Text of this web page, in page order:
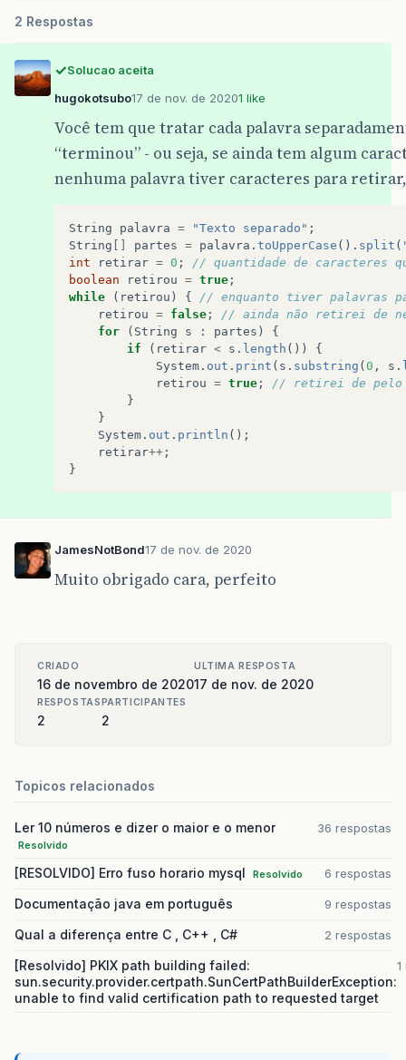
2 Respostas
Solucao aceita
hugokotsubo17 de nov. de 20201 like
Você tem que tratar cada palavra
“terminou” - ou seja, se ainda tem algum
nenhuma palavra tiver caracteres para
String palavra = "Texto separado" ;
String
partes = palavra . toUpperCase (). split (
int
retirar = 0 ;
// quantidade de caracteres
boolean
retirou = true ;
while
( retirou ) {
// enquanto tiver palavras
retirou = false ;
// ainda não retirei de
for
( String s : partes )
{
if
( retirar < s . length ())
{
System . out . print ( s . substring ( 0 , s .
retirou = true ;
// retirei de pelo
}
}
System . out . println ();
retirar++ ;
}
JamesNotBond17 de nov. de 2020
Muito obrigado cara, perfeito
CRIADO
16 de novembro de 2020
ULTIMA RESPOSTA
17 de nov. de 2020
RESPOSTAS
2
PARTICIPANTES
2
Topicos relacionados
Ler 10 números e dizer o maior e o menor
Resolvido
36 respostas
[RESOLVIDO] Erro fuso horario mysql Resolvido 6 respostas
Documentação java em português 9 respostas
Qual a diferença entre C , C++ , C# 2 respostas
[Resolvido] PKIX path building failed:
sun.security.provider.certpath.SunCertPathBuilderException:
unable to find valid certification path to requested target